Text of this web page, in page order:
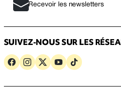
Recevoir les newsletters
SUIVEZ-NOUS SUR LES